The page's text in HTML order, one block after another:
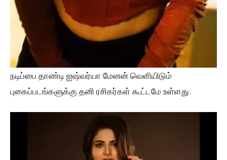
நடிப்பை தாண்டி ஐஷ்வர்யா மேனன் வெளியிடும்
புகைப்படங்களுக்கு தனி ரசிகர்கள் கூட்டமே உள்ளது.